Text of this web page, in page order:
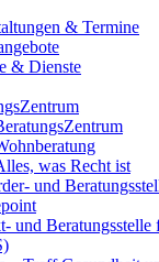
& Termine
& Dienste
was Recht ist
und
und Beratungsstelle